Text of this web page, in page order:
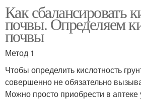
Как сбалансировать
почвы. Определяем
почвы
Метод 1
Чтобы определить кислотность
совершенно не обязательно
Можно просто приобрести в